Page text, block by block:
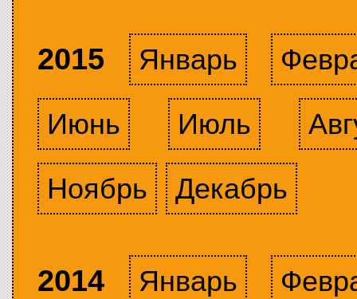
2015 Январь
Июнь
Июль
Ноябрь
Декабрь
2014 Январь